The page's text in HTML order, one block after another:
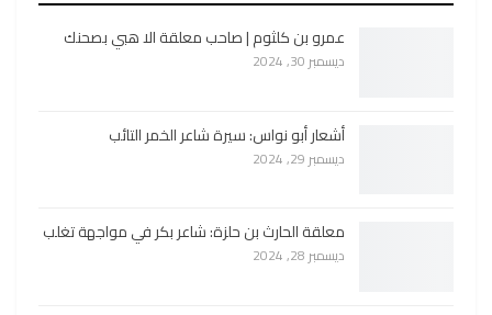
عمرو بن كلثوم | صاحب معلقة الا هبي بصحنك
ديسمبر 30, 2024
أشعار أبو نواس: سيرة شاعر الخمر التائب
ديسمبر 29, 2024
معلقة الحارث بن حلزة: شاعر بكر في مواجهة تغلب
ديسمبر 28, 2024